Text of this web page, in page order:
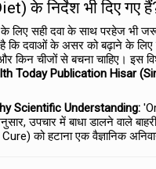
के निर्देश भी दिए गए
लिए सही दवा के साथ परहेज भी
है कि दवाओं के असर को बढ़ाने के लिए
और किन चीजों से बचना चाहिए। इस
Today Publication Hisar
Scientific Understanding:
उपचार में बाधा डालने वाले
को हटाना एक वैज्ञानिक